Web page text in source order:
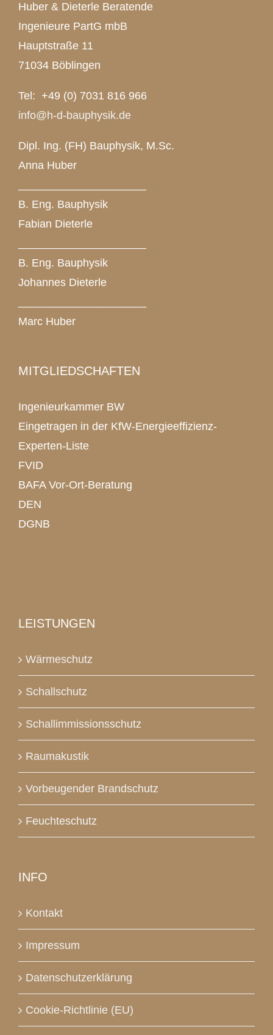
Huber & Dieterle Beratende
Ingenieure PartG mbB
Hauptstraße 11
71034 Böblingen
Tel: +49 (0) 7031 816 966
info@h-d-bauphysik.de
Dipl. Ing. (FH) Bauphysik, M.Sc.
Anna Huber
B. Eng. Bauphysik
Fabian Dieterle
B. Eng. Bauphysik
Johannes Dieterle
Marc Huber
MITGLIEDSCHAFTEN
Ingenieurkammer BW
Eingetragen in der KfW-Energieeffizienz-
Experten-Liste
FVID
BAFA Vor-Ort-Beratung
DEN
DGNB
LEISTUNGEN
Wärmeschutz
Schallschutz
Schallimmissionsschutz
Raumakustik
Vorbeugender Brandschutz
Feuchteschutz
INFO
Kontakt
Impressum
Datenschutzerklärung
Cookie-Richtlinie (EU)